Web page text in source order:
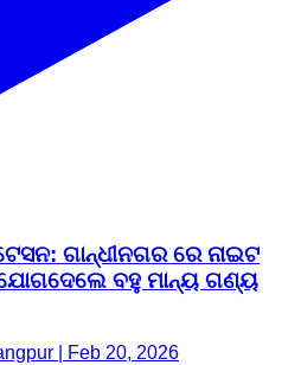
ଗାନ୍ଧୀନଗର ରେ ନାଇଟ
ବହୁ ମାନ୍ୟ ଗଣ୍ୟ
| Feb 20, 2026